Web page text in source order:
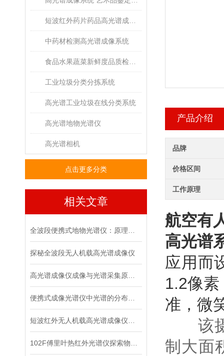
中药材检测高光谱成像系统
工业垃圾分类分拣系统
高光谱工业垃圾在线分类系统
高光谱地物光谱仪
高光谱相机
点击更多分类
相关文章
探秘全波段无人机载高光谱成像仪
产品介绍
品牌
价格区间
工作原理
航空有
高光谱
应用而
1.2像
准，微
该摄
制大面